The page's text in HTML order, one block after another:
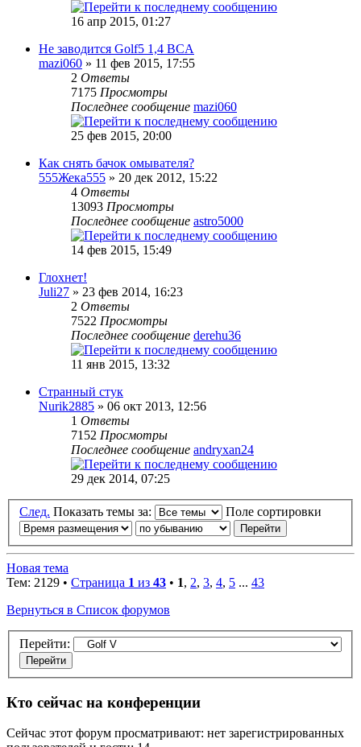
16 апр 2015, 01:27
Не заводится Golf5 1,4 BCA
mazi060 » 11 фев 2015, 17:55
2 Ответы
7175 Просмотры
Последнее сообщение mazi060
25 фев 2015, 20:00
Как снять бачок омывателя?
555Жека555 » 20 дек 2012, 15:22
4 Ответы
13093 Просмотры
Последнее сообщение astro5000
14 фев 2015, 15:49
Глохнет!
Juli27 » 23 фев 2014, 16:23
2 Ответы
7522 Просмотры
Последнее сообщение derehu36
11 янв 2015, 13:32
Странный стук
Nurik2885 » 06 окт 2013, 12:56
1 Ответы
7152 Просмотры
Последнее сообщение andryxan24
29 дек 2014, 07:25
След. Показать темы за: Поле сортировки
Новая тема
Тем: 2129 • Страница 1 из 43 • 1, 2, 3, 4, 5 ... 43
Вернуться в Список форумов
Перейти:
Кто сейчас на конференции
Сейчас этот форум просматривают: нет зарегистрированных